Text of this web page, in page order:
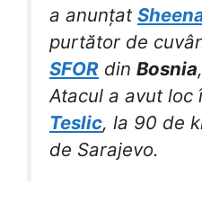
a anunțat
purtător de
SFOR din Bosnia
Atacul a avut loc
Teslic, la 90 de
de Sarajevo.